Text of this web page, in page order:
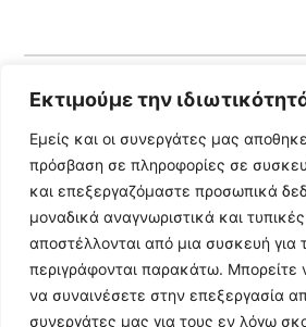
Εκτιμούμε την
Εμείς και οι συνεργάτες μας
πρόσβαση σε πληροφορίες σε
και επεξεργαζόμαστε προσωπικά
μοναδικά αναγνωριστικά και
αποστέλλονται από μια συσκευή για
περιγράφονται παρακάτω. Μπορείτε
να συναινέσετε στην επεξεργασία
συνεργάτες μας για τους εν λόγω
Follow Us
© 2024 All Rights
argolikianaptiksi.gr